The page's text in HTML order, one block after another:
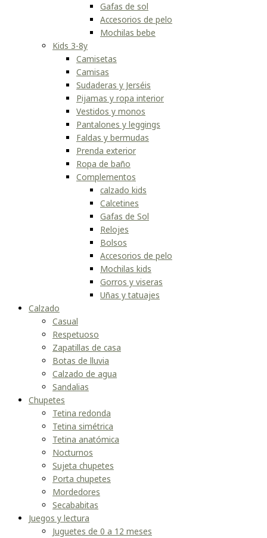
Gafas de sol
Accesorios de pelo
Mochilas bebe
Kids 3-8y
Camisetas
Camisas
Sudaderas y Jerséis
Pijamas y ropa interior
Vestidos y monos
Pantalones y leggings
Faldas y bermudas
Prenda exterior
Ropa de baño
Complementos
calzado kids
Calcetines
Gafas de Sol
Relojes
Bolsos
Accesorios de pelo
Mochilas kids
Gorros y viseras
Uñas y tatuajes
Calzado
Casual
Respetuoso
Zapatillas de casa
Botas de lluvia
Calzado de agua
Sandalias
Chupetes
Tetina redonda
Tetina simétrica
Tetina anatómica
Nocturnos
Sujeta chupetes
Porta chupetes
Mordedores
Secababitas
Juegos y lectura
Juguetes de 0 a 12 meses